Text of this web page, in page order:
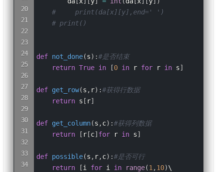
#     print(da[x][y],end=' ')
# print()
def not_done(s) :#是否结束
return True in [0 in r for r in s]
def get_row(s , r) :#获得行数据
return s [ r]
def get_column(s ,c) :#获得列数据
return
[ r [c] for r in s]
def possible(s , r,c) :#是否可行
return
[i for i in range(1 ,10)\